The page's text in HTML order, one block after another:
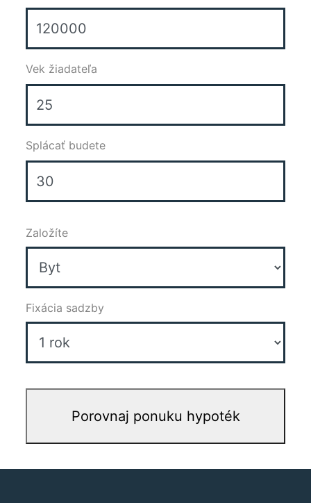
Vek žiadateľa
Splácať budete
Založíte
Fixácia sadzby